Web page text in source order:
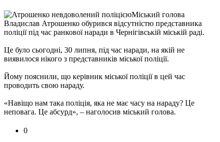
Міський голова
Владислав Атрошенко обурився відсутністю представника
поліції під час ранкової наради в Чернігівській міській раді.
Це було сьогодні, 30 липня, під час наради, на якій не
виявилося нікого з представників міської поліції.
Йому пояснили, що керівник міської поліції в цей час
проводить свою нараду.
«Навіщо нам така поліція, яка не має часу на нараду? Це
неповага. Це абсурд», – наголосив міський голова.
0